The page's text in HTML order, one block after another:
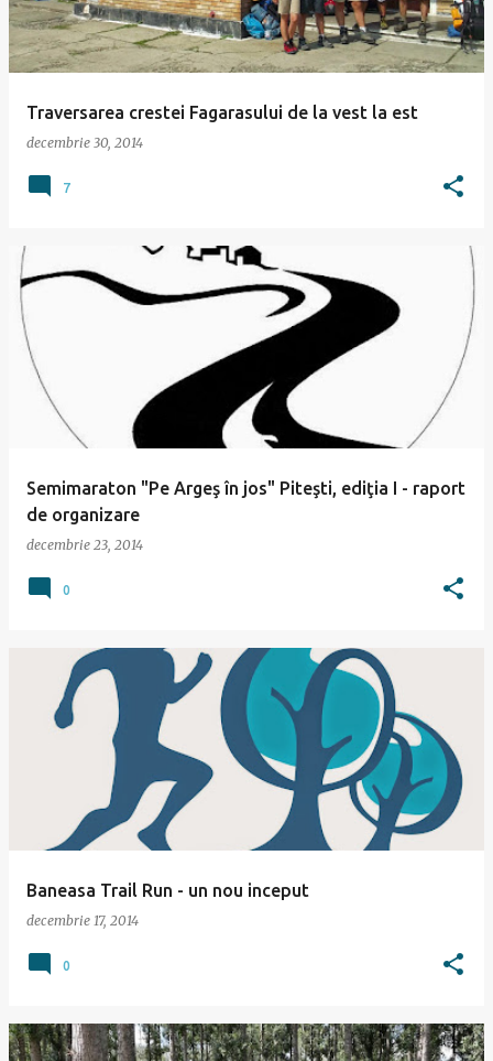
ă
r
Traversarea crestei Fagarasului de la vest la est
decembrie 30, 2014
7
Semimaraton "Pe Argeş în jos" Piteşti, ediţia I - raport
de organizare
decembrie 23, 2014
0
Baneasa Trail Run - un nou inceput
decembrie 17, 2014
0